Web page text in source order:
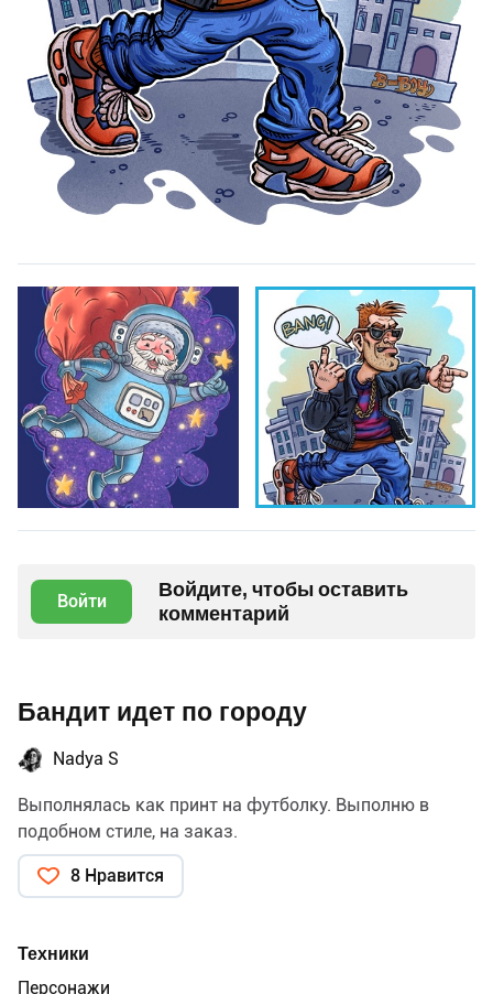
Войти
Войдите, чтобы оставить
комментарий
Бандит идет по городу
Nadya S
Выполнялась как принт на футболку. Выполню в
подобном стиле, на заказ.
8 Нравится
Техники
Персонажи